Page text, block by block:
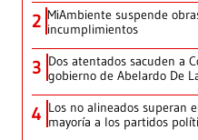
2 MiAmbiente suspende
incumplimientos
3 Dos atentados sacuden a
gobierno de Abelardo De
4 Los no alineados superan
mayoría a los partidos